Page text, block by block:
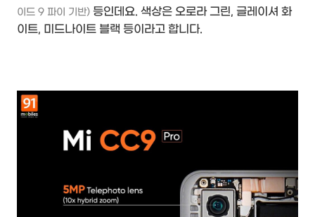
이드 9 파이 기반) 등인데요. 색상은 오로라 그린, 글레이셔 화
이트, 미드나이트 블랙 등이라고 합니다.